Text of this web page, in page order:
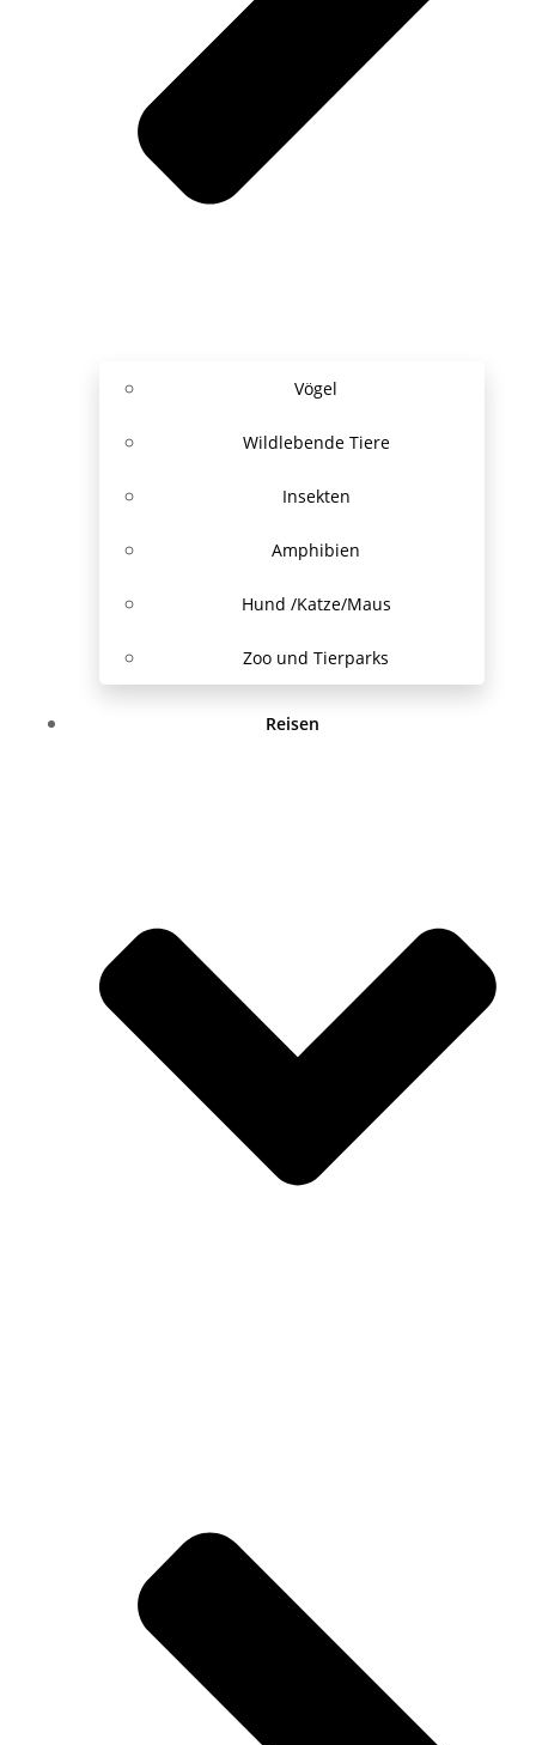
Vögel
Wildlebende Tiere
Insekten
Amphibien
Hund /Katze/Maus
Zoo und Tierparks
Reisen